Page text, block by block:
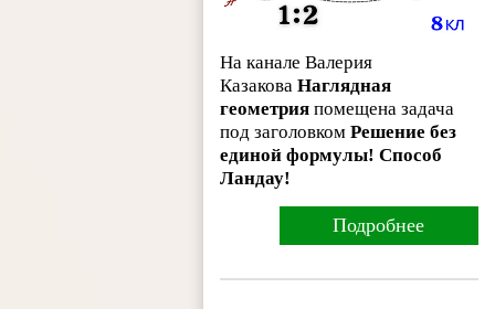
На канале Валерия
КазаковаНаглядная
геометрия помещена задача
под заголовкомРешение без
единой формулы! Способ
Ландау!
Подробнее